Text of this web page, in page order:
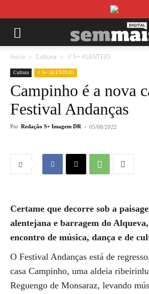
Início Cultura // S+ ALENTEJO
Cultura // S+ ALENTEJO
Campinho é a nova
Festival Andanças
Por Redação S+ Imagem DR - 05/08/2022
Certame que decorre sob a
alentejana e barragem do
encontro de música, dança e de
O Festival Andanças está de
casa Campinho, uma aldeia
Reguengo de Monsaraz, levando